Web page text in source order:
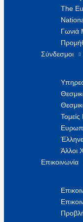
The
Γωνιά
Σύνδεσμοι
Άλλοι
Επικοινωνία